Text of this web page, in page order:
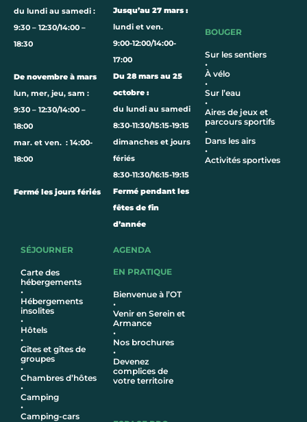
du lundi au samedi :
9:30 – 12:30/14:00 –
18:30
De novembre à mars
lun, mer, jeu, sam :
9:30 – 12:30/14:00 –
18:00
mar. et ven. : 14:00-
18:00
Fermé les jours fériés
Jusqu’au 27 mars :
lundi et ven.
9:00-12:00/14:00-
17:00
Du 28 mars au 25
octobre :
du lundi au samedi
8:30-11:30/15:15-19:15
dimanches et jours
fériés
8:30-11:30/16:15-19:15
Fermé pendant les
fêtes de fin
d’année
BOUGER
Sur les sentiers
•
À vélo
•
Sur l’eau
•
Aires de jeux et
parcours sportifs
•
Dans les airs
•
Activités sportives
SÉJOURNER
Carte des
hébergements
•
Hébergements
insolites
•
Hôtels
•
Gîtes et gîtes de
groupes
•
Chambres d’hôtes
•
Camping
•
Camping-cars
AGENDA
EN PRATIQUE
Bienvenue à l’OT
•
Venir en Serein et
Armance
•
Nos brochures
•
Devenez
complices de
votre territoire